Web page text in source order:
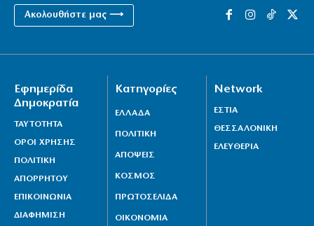
Ακολουθήστε μας ⟶
Εφημερίδα
Δημοκρατία
ΤΑΥΤΟΤΗΤΑ
ΟΡΟΙ ΧΡΗΣΗΣ
ΠΟΛΙΤΙΚΗ
ΑΠΟΡΡΗΤΟΥ
ΕΠΙΚΟΙΝΩΝΙΑ
ΔΙΑΦΗΜΙΣΗ
Κατηγορίες
ΕΛΛΑΔΑ
ΠΟΛΙΤΙΚΗ
ΑΠΟΨΕΙΣ
ΚΟΣΜΟΣ
ΠΡΩΤΟΣΕΛΙΔΑ
ΟΙΚΟΝΟΜΙΑ
Network
ΕΣΤΙΑ
ΘΕΣΣΑΛΟΝΙΚΗ
ΕΛΕΥΘΕΡΙΑ